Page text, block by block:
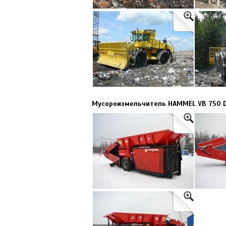
Мусороизмельчитель HAMMEL VB 750